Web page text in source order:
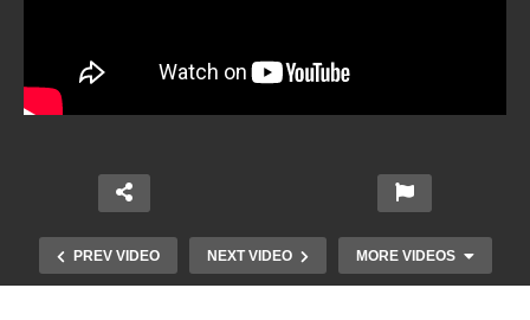
PREV VIDEO NEXT VIDEO MORE VIDEOS